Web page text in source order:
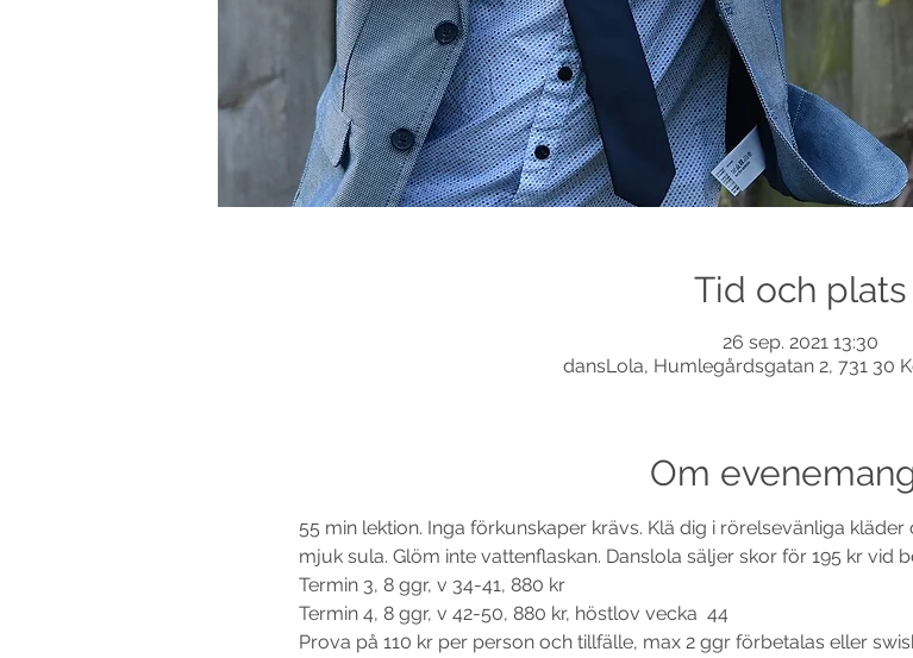
Tid och plats
26 sep. 2021 13:30
dansLola, Humlegårdsgatan 2, 731 30
Om
55 min lektion. Inga förkunskaper krävs. Klä dig i rörelsevänliga
mjuk sula. Glöm inte vattenflaskan. Danslola säljer skor för 195 kr vid
Termin 3, 8 ggr, v 34-41, 880 kr
Termin 4, 8 ggr, v 42-50, 880 kr, höstlov vecka  44
Prova på 110 kr per person och tillfälle, max 2 ggr förbetalas eller